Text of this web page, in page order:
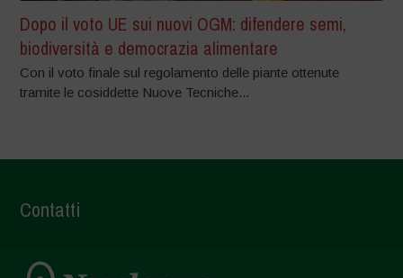
Dopo il voto UE sui nuovi OGM: difendere semi,
biodiversità e democrazia alimentare
Con il voto finale sul regolamento delle piante ottenute
tramite le cosiddette Nuove Tecniche...
Contatti